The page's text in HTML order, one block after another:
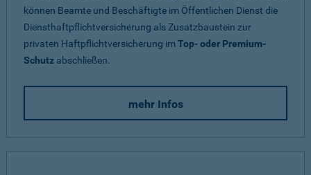
können Beamte und Beschäftigte im Öffentlichen Dienst die
Diensthaftpflichtversicherung als Zusatzbaustein zur
privaten Haftpflichtversicherung imTop- oder Premium-
Schutz abschließen.
mehr Infos